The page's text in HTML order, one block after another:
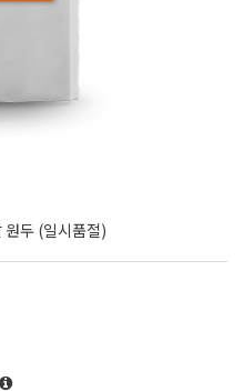
두 (일시품절)